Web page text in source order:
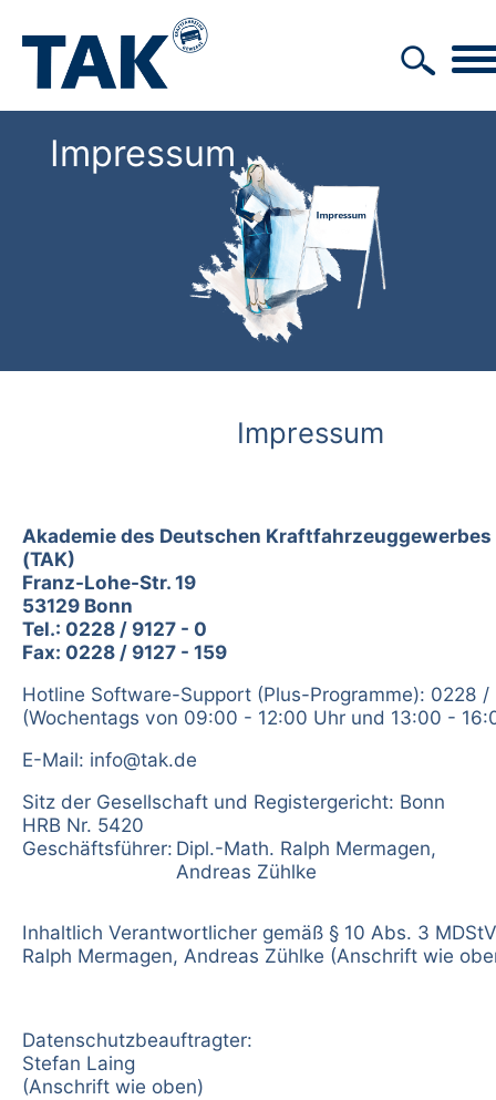
Impressum
Impressum
Akademie des Deutschen Kraftfahrzeuggewerbes
(TAK)
Franz-Lohe-Str. 19
53129 Bonn
Tel.: 0228 / 9127 - 0
Fax: 0228 / 9127 - 159
Hotline Software-Support (Plus-Programme): 0228 /
(Wochentags von 09:00 - 12:00 Uhr und 13:00 -
E-Mail: info@tak.de
Sitz der Gesellschaft und Registergericht: Bonn
HRB Nr. 5420
Geschäftsführer: Dipl.-Math. Ralph Mermagen,
Andreas Zühlke
Inhaltlich Verantwortlicher gemäß § 10 Abs. 3
Ralph Mermagen, Andreas Zühlke (Anschrift wie
Datenschutzbeauftragter:
Stefan Laing
(Anschrift wie oben)